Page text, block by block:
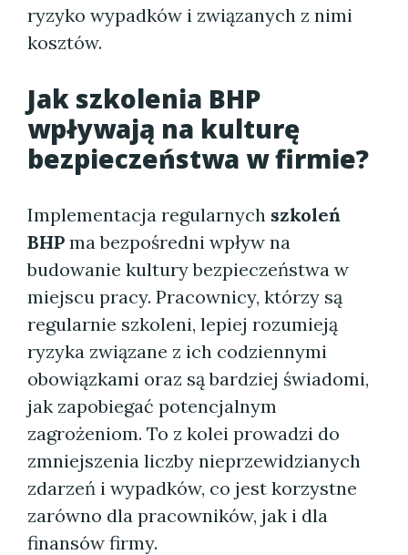
ryzyko wypadków i związanych z nimi
kosztów.
Jak szkolenia BHP
wpływają na kulturę
bezpieczeństwa w firmie?
Implementacja regularnych szkoleń
BHP ma bezpośredni wpływ na
budowanie kultury bezpieczeństwa w
miejscu pracy. Pracownicy, którzy są
regularnie szkoleni, lepiej rozumieją
ryzyka związane z ich codziennymi
obowiązkami oraz są bardziej świadomi,
jak zapobiegać potencjalnym
zagrożeniom. To z kolei prowadzi do
zmniejszenia liczby nieprzewidzianych
zdarzeń i wypadków, co jest korzystne
zarówno dla pracowników, jak i dla
finansów firmy.